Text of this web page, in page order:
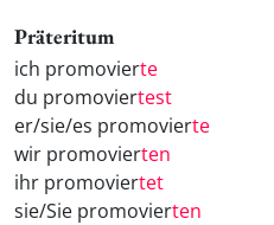
Präteritum
ich promovierte
du promoviertest
er/sie/es promovierte
wir promovierten
ihr promoviertet
sie/Sie promovierten